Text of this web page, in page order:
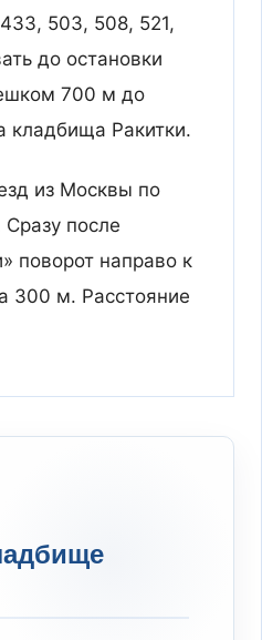
503, 508, 521,
до остановки
700 м до
кладбища Ракитки.
из Москвы по
после
поворот направо к
300 м. Расстояние